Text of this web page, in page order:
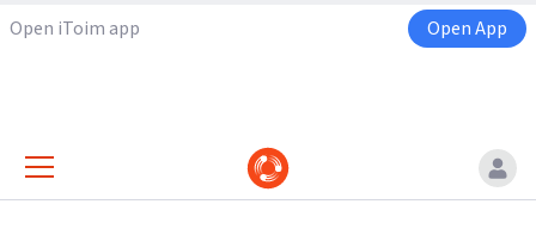
Open iToim app Open App